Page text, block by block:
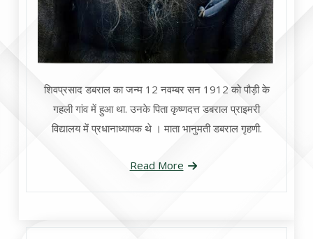
शिवप्रसाद डबराल का जन्म 12 नवम्बर सन 1912 को पौड़ी के
गहली गांव में हुआ था. उनके पिता कृष्णदत्त डबराल प्राइमरी
विद्यालय में प्रधानाध्यापक थे । माता भानुमती डबराल गृहणी.
Read More